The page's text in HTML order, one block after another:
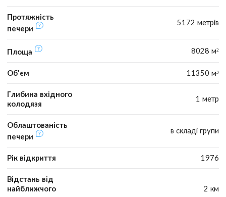
Протяжність
печери
5172 метрів
Площа 8028 м²
Об'єм 11350 м³
Глибина вхідного
колодязя
1 метр
Облаштованість
печери
в складі групи
Рік відкриття 1976
Відстань від
найближчого
2 км